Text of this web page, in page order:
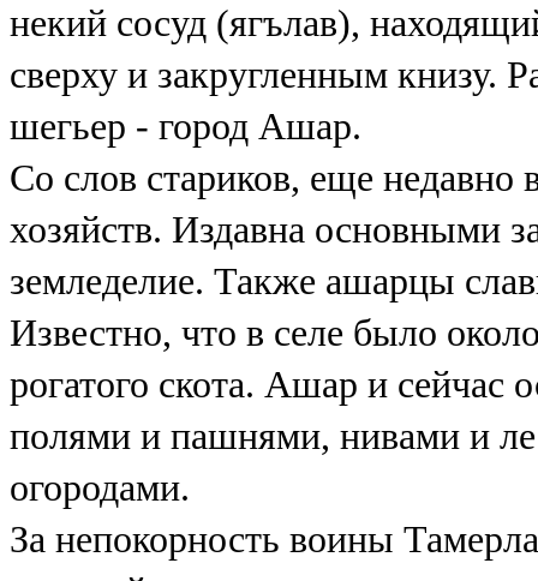
некий сосуд (ягълав),
сверху и закругленным книзу.
шегьер - город Ашар.
Со слов стариков, еще
хозяйств. Издавна основными
земледелие. Также ашарцы
Известно, что в селе было
рогатого скота. Ашар и сейчас
полями и пашнями, нивами и
огородами.
За непокорность воины